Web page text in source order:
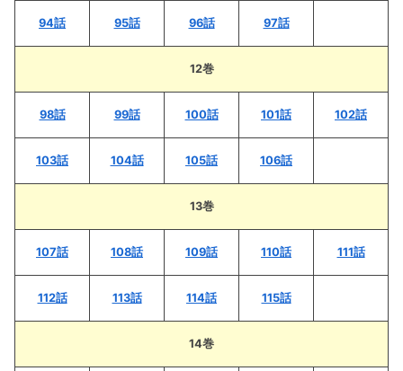
94話 95話 96話 97話
12巻
98話 99話 100話 101話 102話
103話 104話 105話 106話
13巻
107話 108話 109話 110話 111話
112話 113話 114話 115話
14巻